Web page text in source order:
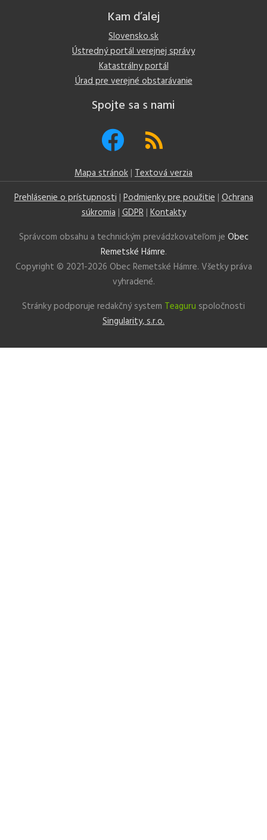
Kam ďalej
Slovensko.sk
Ústredný portál verejnej správy
Katastrálny portál
Úrad pre verejné obstarávanie
Spojte sa s nami
Mapa stránok | Textová verzia
Prehlásenie o prístupnosti|Podmienky pre použitie|Ochrana
súkromia|GDPR|Kontakty
Správcom obsahu a technickým prevádzkovateľom je Obec
Remetské Hámre.
Copyright © 2021-2026 Obec Remetské Hámre. Všetky práva
vyhradené.
Stránky podporuje redakčný system Teaguru spoločnosti
Singularity, s.r.o.